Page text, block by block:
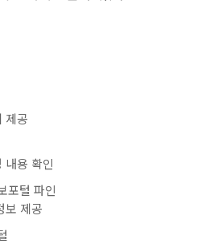
제공
내용 확인
포털 파인
보 제공